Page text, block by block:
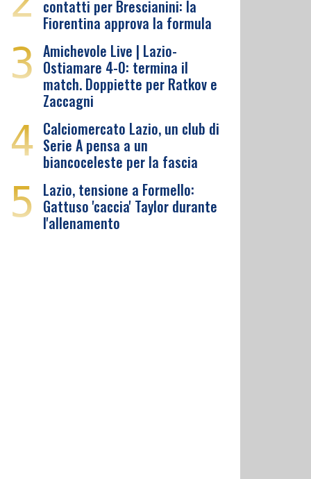
contatti per Brescianini: la
Fiorentina approva la formula
3 Amichevole Live | Lazio-
Ostiamare 4-0: termina il
match. Doppiette per Ratkov e
Zaccagni
4 Calciomercato Lazio, un club di
Serie A pensa a un
biancoceleste per la fascia
5 Lazio, tensione a Formello:
Gattuso 'caccia' Taylor durante
l'allenamento